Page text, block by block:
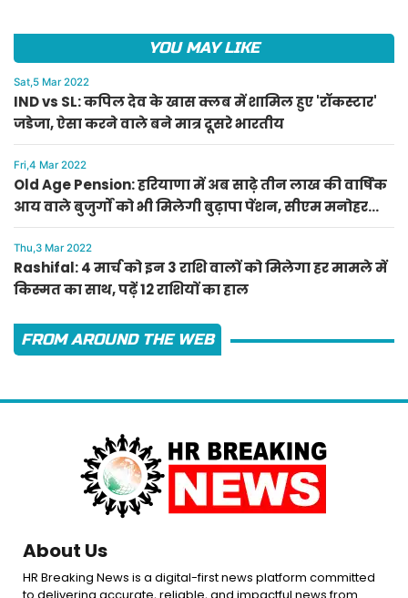
YOU MAY LIKE
Sat,5 Mar 2022
IND vs SL: कपिल देव के खास क्लब में शामिल हुए 'रॉकस्टार'
जडेजा, ऐसा करने वाले बने मात्र दूसरे भारतीय
Fri,4 Mar 2022
Old Age Pension: हरियाणा में अब साढ़े तीन लाख की वार्षिक
आय वाले बुजुर्गों को भी मिलेगी बुढ़ापा पेंशन, सीएम मनोहर
लाल का ऐलान
Thu,3 Mar 2022
Rashifal: 4 मार्च को इन 3 राशि वालों को मिलेगा हर मामले में
किस्मत का साथ, पढ़ें 12 राशियों का हाल
FROM AROUND THE WEB
About Us
HR Breaking News is a digital-first news platform committed